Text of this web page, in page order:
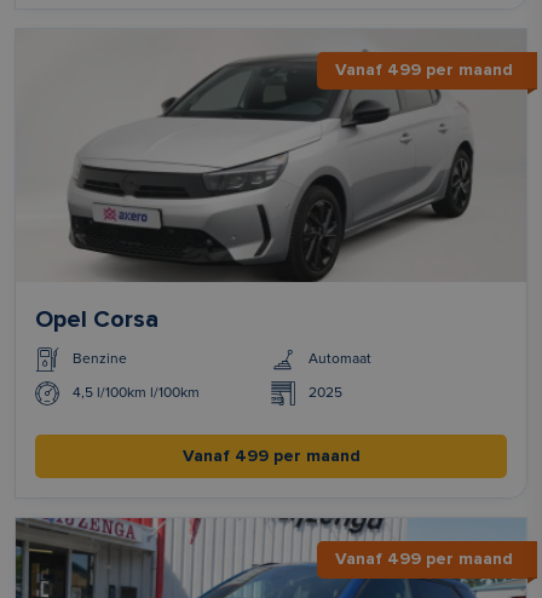
Vanaf 499 per maand
Opel Corsa
Benzine Automaat
4,5 l/100km l/100km 2025
Vanaf 499 per maand
Vanaf 499 per maand